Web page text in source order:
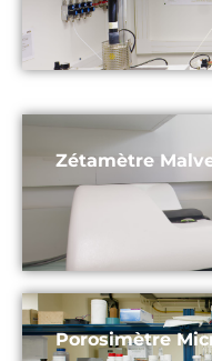
Zétamètre
Porosimètre